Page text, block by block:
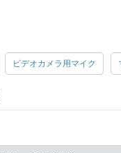
ビデオカメラ用マイク